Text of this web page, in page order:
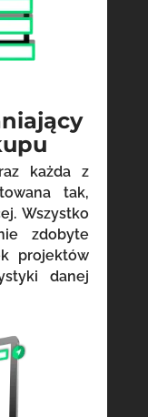
każda z
tak,
Wszystko
zdobyte
projektów
danej